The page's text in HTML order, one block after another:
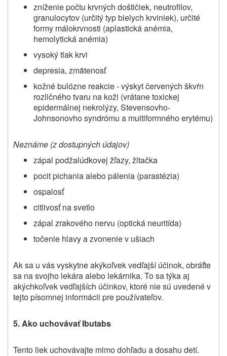
zníženie počtu krvných doštičiek, neutrofilov,
granulocytov (určitý typ bielych krviniek), určité
formy málokrvnosti (aplastická anémia,
hemolytická anémia)
vysoký tlak krvi
depresia, zmätenosť
kožné bulózne reakcie - výskyt červených škvŕn
rozličného tvaru na koži (vrátane toxickej
epidermálnej nekrolýzy, Stevensovho-
Johnsonovho syndrómu a multiformného erytému)
Neznáme (z dostupných údajov)
zápal podžalúdkovej žľazy, žltačka
pocit pichania alebo pálenia (parastézia)
ospalosť
citlivosť na svetlo
zápal zrakového nervu (optická neuritída)
točenie hlavy a zvonenie v ušiach
Ak sa u vás vyskytne akýkoľvek vedľajší účinok, obráťte
sa na svojho lekára alebo lekárnika. To sa týka aj
akýchkoľvek vedľajších účinkov, ktoré nie sú uvedené v
tejto písomnej informácii pre používateľov.
5.Ako uchovávať Ibutabs
Tento liek uchovávajte mimo dohľadu a dosahu detí.